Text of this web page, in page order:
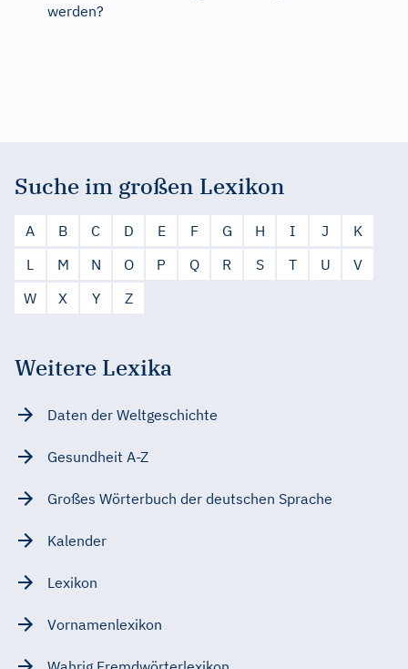
werden?
Suche im großen Lexikon
A B C D E F G H I J
K
L
M N O P Q R S T U
V
W
X Y Z
Weitere Lexika
Daten der Weltgeschichte
Gesundheit A-Z
Großes Wörterbuch der deutschen Sprache
Kalender
Lexikon
Vornamenlexikon